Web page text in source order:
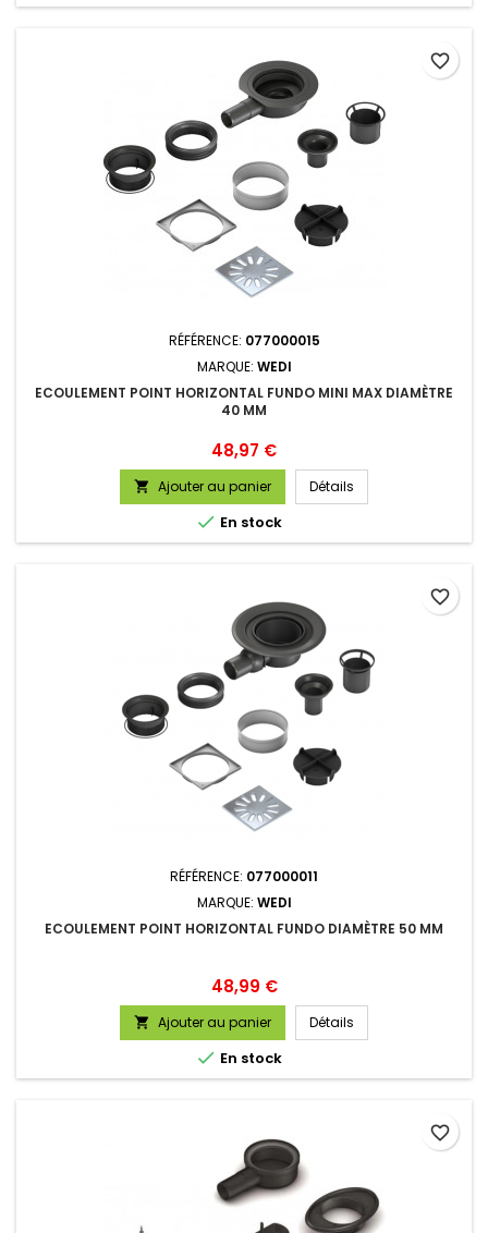
RÉFÉRENCE: 077000015
MARQUE: WEDI
ECOULEMENT POINT HORIZONTAL FUNDO MINI MAX DIAMÈTRE
40 MM
Prix
48,97 €
 Ajouter au panier Détails
 En stock
favorite_border
RÉFÉRENCE: 077000011
MARQUE: WEDI
ECOULEMENT POINT HORIZONTAL FUNDO DIAMÈTRE 50 MM
Prix
48,99 €
 Ajouter au panier Détails
 En stock
favorite_border
favorite_border